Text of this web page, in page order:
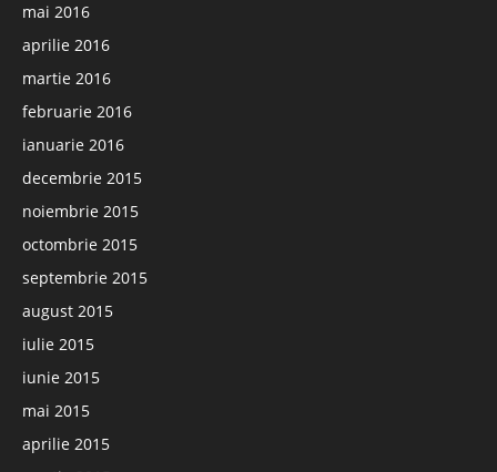
mai 2016
aprilie 2016
martie 2016
februarie 2016
ianuarie 2016
decembrie 2015
noiembrie 2015
octombrie 2015
septembrie 2015
august 2015
iulie 2015
iunie 2015
mai 2015
aprilie 2015